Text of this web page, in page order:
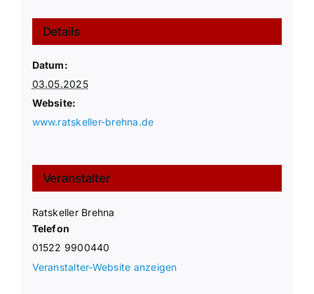
Details
Datum:
03.05.2025
Website:
www.ratskeller-brehna.de
Veranstalter
Ratskeller Brehna
Telefon
01522 9900440
Veranstalter-Website anzeigen